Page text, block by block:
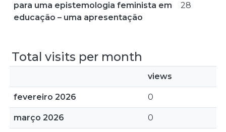
para uma epistemologia feminista em
educação – uma apresentação
28
Total visits per month
views
fevereiro 2026 0
março 2026 0